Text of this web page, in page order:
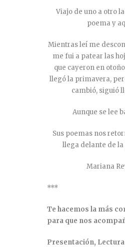
Viajo de uno a otro
poema y
Mientras leí me
me fui a patear las
que cayeron en
llegó la primavera,
cambió, siguió
Aunque se lee
Sus poemas nos
llega delante de
Mariana
***
Te hacemos la más
para que nos
Presentación,